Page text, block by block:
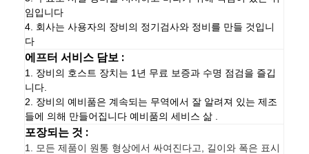
임입니다
4. 회사는 사용자의 장비의 정기검사와 정비를 만들 것입니
다
에프터 서비스 담보 :
1. 장비의 호스트 장치는 1년 무료 보증과 수명 점검을 즐깁
니다.
2. 장비의 예비품은 계속되는 무역에서 잘 알려져 있는 제조
들에 의해 만들어집니다 예비품의 세비스 삶 .
포장되는 것 :
1.
모든 제품이 원통 형상에서 싸여진다고, 길이와 폭은 표시